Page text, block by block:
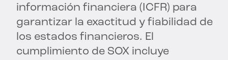
información financiera (ICFR) para
garantizar la exactitud y fiabilidad de
los estados financieros. El
cumplimiento de SOX incluye